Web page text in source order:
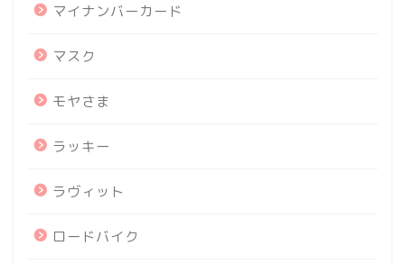
マイナンバーカード
マスク
モヤさま
ラッキー
ラヴィット
ロードバイク